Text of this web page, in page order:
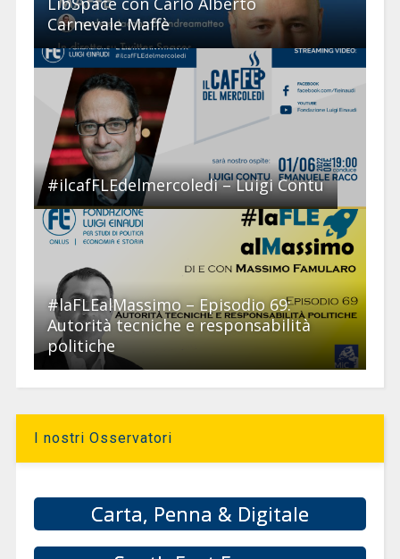
Carnevale Maffè
#ilcafFLEdelmercoledi – Luigi Contu
#laFLEalMassimo – Episodio 69:
Autorità tecniche e responsabilità
politiche
I nostri Osservatori
Carta, Penna & Digitale